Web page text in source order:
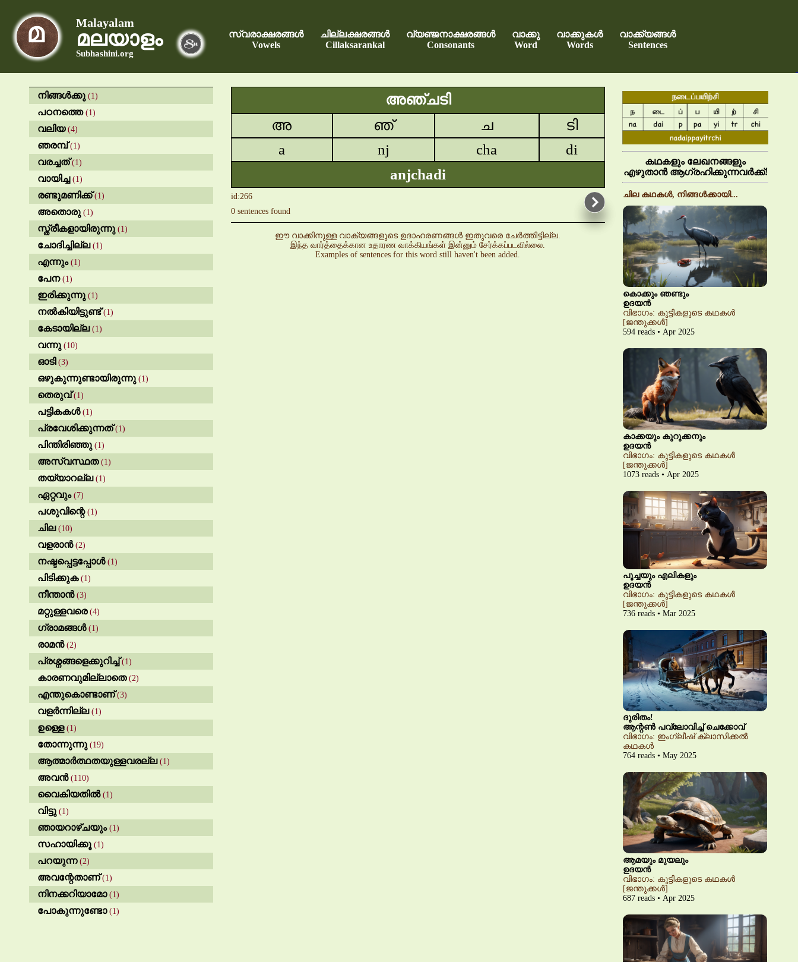
Malayalam
മലയാളം
Subhashini.org
സ്വരാക്ഷരങ്ങൾ
Vowels
ചില്ലക്ഷരങ്ങൾ
Cillaksarankal
വ്യഞ്ജനാക്ഷരങ്ങൾ
Consonants
വാക്കു
Word
വാക്കുകൾ
Words
വാക്ക്യങ്ങൾ
Sentences
നിങ്ങൾക്കു (1)
പഠനത്തെ(1)
വലിയ(4)
ഞരമ്പ്(1)
വരച്ചത്(1)
വായിച്ച(1)
രണ്ടുമണിക്ക്(1)
അതൊരു (1)
സ്ത്രീകളായിരുന്നു (1)
ചോദിച്ചില്ല(1)
എന്നും(1)
പേന(1)
ഇരിക്കുന്നു (1)
നൽകിയിട്ടുണ്ട്(1)
കേടായില്ല(1)
വന്നു (10)
ഓടി (3)
ഒഴുകുന്നുണ്ടായിരുന്നു (1)
തെരുവ്(1)
പട്ടികകൾ(1)
പ്രവേശിക്കുന്നത്(1)
പിന്തിരിഞ്ഞു (1)
അസ്വസ്ഥത(1)
തയ്യാറല്ല(1)
ഏറ്റവും(7)
പശുവിന്റെ(1)
ചില(10)
വളരാൻ(2)
നഷ്ടപ്പെട്ടപ്പോൾ(1)
പിടിക്കുക(1)
നീന്താൻ(3)
മറ്റുള്ളവരെ(4)
ഗ്രാമങ്ങൾ(1)
രാമൻ(2)
പ്രശ്നങ്ങളെക്കുറിച്ച്(1)
കാരണവുമില്ലാതെ(2)
എന്തുകൊണ്ടാണ്(3)
വളർന്നില്ല(1)
ഉള്ളെ(1)
തോന്നുന്നു (19)
ആത്മാർത്ഥതയുള്ളവരല്ല(1)
അവൻ(110)
വൈകിയതിൽ(1)
വിട്ടു (1)
ഞായറാഴ്‌ചയും(1)
സഹായിക്കൂ (1)
പറയുന്ന(2)
അവന്റേതാണ്(1)
നിനക്കറിയാമോ(1)
പോകുന്നുണ്ടോ(1)
അഞ്ചടി
അ
ഞ് ച
ടി
a
nj cha
di
anjchadi
id:266
0 sentences found
ഈ വാക്കിനുള്ള വാക്യങ്ങളുടെ ഉദാഹരണങ്ങൾ ഇതുവരെ ചേർത്തിട്ടില്ല.
இந்த வார்த்தைக்கான உதாரண வாக்கியங்கள் இன்னும் சேர்க்கப்படவில்லை.
Examples of sentences for this word still haven't been added.
കഥകളും ലേഖനങ്ങളും
എഴുതാൻ ആഗ്രഹിക്കുന്നവർക്ക്!
ചില കഥകൾ, നിങ്ങൾക്കായി...
കൊക്കും ഞണ്ടും
ഉദയൻ
വിഭാഗം: കുട്ടികളുടെ കഥകൾ
[ജന്തുക്കൾ]
594 reads • Apr 2025
കാക്കയും കുറുക്കനും
ഉദയൻ
വിഭാഗം: കുട്ടികളുടെ കഥകൾ
[ജന്തുക്കൾ]
1073 reads • Apr 2025
പൂച്ചയും എലികളും
ഉദയൻ
വിഭാഗം: കുട്ടികളുടെ കഥകൾ
[ജന്തുക്കൾ]
736 reads • Mar 2025
ദുരിതം!
ആന്റൺ പവ്‌ലോവിച്ച് ചെക്കോവ്
വിഭാഗം: ഇംഗ്ലീഷ് ക്ലാസിക്കൽ
കഥകൾ
764 reads • May 2025
ആമയും മുയലും
ഉദയൻ
വിഭാഗം: കുട്ടികളുടെ കഥകൾ
[ജന്തുക്കൾ]
687 reads • Apr 2025